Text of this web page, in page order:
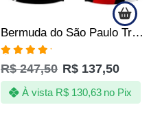
Bermuda do São Paulo Tricolor SPFC Tactel com Elastano Oficial
Avaliação
5.00de 5
R$247,50 R$ 137,50
À vista R$130,63 no Pix